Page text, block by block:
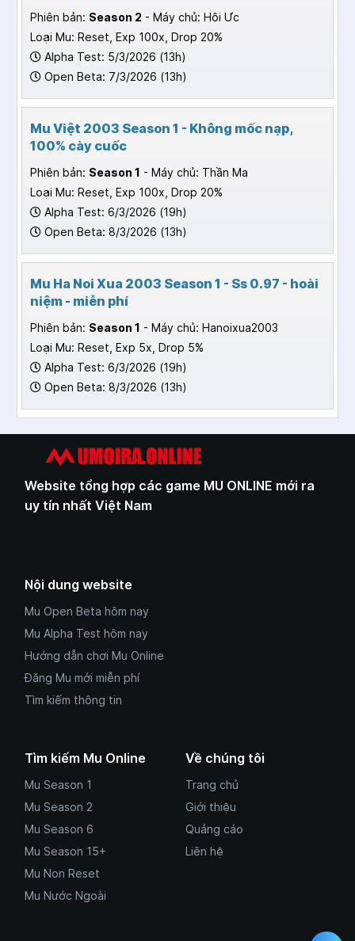
Phiên bản: Season 2 - Máy chủ: Hôi Ưc
Loại Mu: Reset, Exp 100x, Drop 20%
Alpha Test: 5/3/2026 (13h)
Open Beta: 7/3/2026 (13h)
Mu Việt 2003 Season 1 - Không mốc nạp,
100% cày cuốc
Phiên bản: Season 1 - Máy chủ: Thần Ma
Loại Mu: Reset, Exp 100x, Drop 20%
Alpha Test: 6/3/2026 (19h)
Open Beta: 8/3/2026 (13h)
Mu Ha Noi Xua 2003 Season 1 - Ss 0.97 - hoài
niệm - miễn phí
Phiên bản: Season 1 - Máy chủ: Hanoixua2003
Loại Mu: Reset, Exp 5x, Drop 5%
Alpha Test: 6/3/2026 (19h)
Open Beta: 8/3/2026 (13h)
Website tổng hợp các game MU ONLINE mới ra
uy tín nhất Việt Nam
Nội dung website
Mu Open Beta hôm nay
Mu Alpha Test hôm nay
Hướng dẫn chơi Mu Online
Đăng Mu mới miễn phí
Tìm kiếm thông tin
Tìm kiếm Mu Online
Mu Season 1
Mu Season 2
Mu Season 6
Mu Season 15+
Mu Non Reset
Mu Nước Ngoài
Về chúng tôi
Trang chủ
Giới thiệu
Quảng cáo
Liên hệ